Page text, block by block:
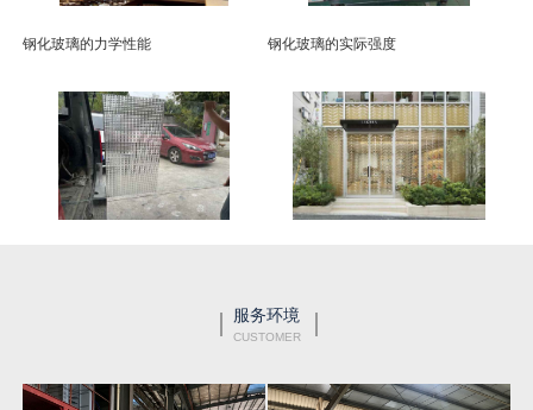
钢化玻璃的力学性能 钢化玻璃的实际强度
服务环境
CUSTOMER